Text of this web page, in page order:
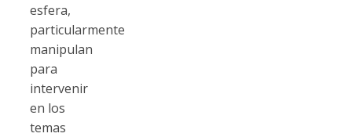
esfera,
particularmente
manipulan
para
intervenir
en los
temas